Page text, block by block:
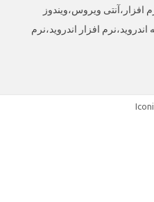
ویروس،ویندوز
10،ویندوز 11،برنامه اندروید،نرم افزار اندروید،نرم